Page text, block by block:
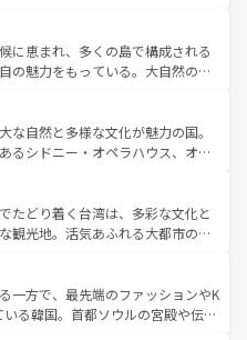
しむこともできる。 なお、新
ンツ一覧 を参照してほしい。
光、ショッピング、エンターテイ
的なスポットだ。一方、アメリカ
、グランドキャニオンやイエロー
は、音楽と美食が融合した独特の
メリカの各地域で異なる魅力を楽
と豊かな歴史を感じることができ
、新着のアメリカ
を参照してほしい。
に恵まれ、多くの島で構成される
の魅力をもっている。大自然の神
た、定番の観光地といえばオアフ
めるならマウイ島やカウアイ島が
リーンに輝く海をはじめ、豊かな
れる人々を迎えてくれるハワイの
フードやハワイアンミュージッ
など、すべてがハワイの魅力を彩
着のハワイ情報
してほしい。
な自然と多様な文化が魅力の国。
るシドニー・オペラハウス、オー
にそびえるウルル（エアーズロッ
い原生林やケアンズの熱帯雨林な
。また、カフェやワイン、オージ
充実しており、サーフィンやダイ
、アウトドア好きにはたまらな
彩な魅力を存分に味わいつくそ
たどり着く台湾は、多彩な文化と
観光地。活気あふれる大都市の台
である台湾東部など、都市の喧騒
ており、訪れる人に新しい発見と
。また、奥深い台湾の食文化も魅
一方で、最先端のファッションやK
る韓国。首都ソウルの宮殿や伝統